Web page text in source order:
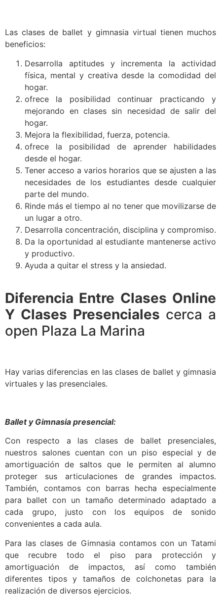
Las clases de ballet y gimnasia virtual tienen muchos
beneficios:
Desarrolla aptitudes y incrementa la actividad
física, mental y creativa desde la comodidad del
hogar.
ofrece la posibilidad continuar practicando y
mejorando en clases sin necesidad de salir del
hogar.
Mejora la flexibilidad, fuerza, potencia.
ofrece la posibilidad de aprender habilidades
desde el hogar.
Tener acceso a varios horarios que se ajusten a las
necesidades de los estudiantes desde cualquier
parte del mundo.
Rinde más el tiempo al no tener que movilizarse de
un lugar a otro.
Desarrolla concentración, disciplina y compromiso.
Da la oportunidad al estudiante mantenerse activo
y productivo.
Ayuda a quitar el stress y la ansiedad.
Diferencia Entre Clases Online
Y Clases Presenciales cerca a
open Plaza La Marina
Hay varias diferencias en las clases de ballet y gimnasia
virtuales y las presenciales.
Ballet y Gimnasia presencial:
Con respecto a las clases de ballet presenciales,
nuestros salones cuentan con un piso especial y de
amortiguación de saltos que le permiten al alumno
proteger sus articulaciones de grandes impactos.
También, contamos con barras hecha especialmente
para ballet con un tamaño determinado adaptado a
cada grupo, justo con los equipos de sonido
convenientes a cada aula.
Para las clases de Gimnasia contamos con un Tatami
que recubre todo el piso para protección y
amortiguación de impactos, así como también
diferentes tipos y tamaños de colchonetas para la
realización de diversos ejercicios.